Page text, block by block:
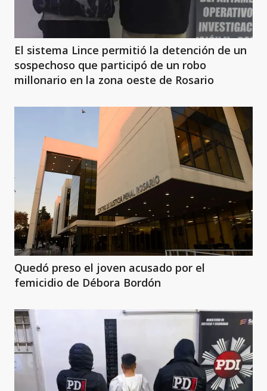
El sistema Lince permitió la detención de un
sospechoso que participó de un robo
millonario en la zona oeste de Rosario
Quedó preso el joven acusado por el
femicidio de Débora Bordón